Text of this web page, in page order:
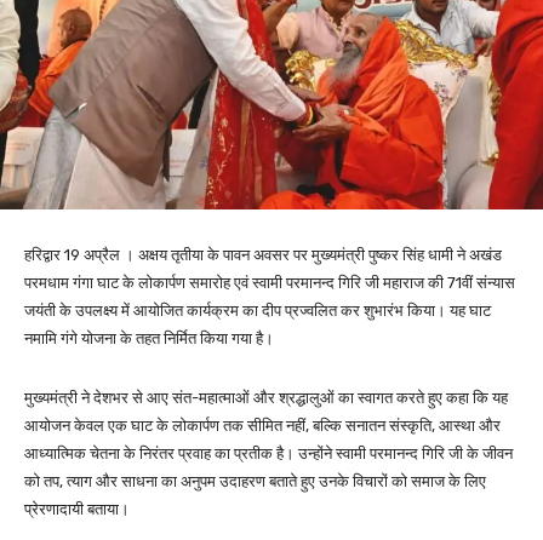
हरिद्वार 19 अप्रैल । अक्षय तृतीया के पावन अवसर पर मुख्यमंत्री पुष्कर सिंह धामी ने अखंड
परमधाम गंगा घाट के लोकार्पण समारोह एवं स्वामी परमानन्द गिरि जी महाराज की 71वीं संन्यास
जयंती के उपलक्ष्य में आयोजित कार्यक्रम का दीप प्रज्वलित कर शुभारंभ किया। यह घाट
नमामि गंगे योजना के तहत निर्मित किया गया है।
मुख्यमंत्री ने देशभर से आए संत-महात्माओं और श्रद्धालुओं का स्वागत करते हुए कहा कि यह
आयोजन केवल एक घाट के लोकार्पण तक सीमित नहीं, बल्कि सनातन संस्कृति, आस्था और
आध्यात्मिक चेतना के निरंतर प्रवाह का प्रतीक है। उन्होंने स्वामी परमानन्द गिरि जी के जीवन
को तप, त्याग और साधना का अनुपम उदाहरण बताते हुए उनके विचारों को समाज के लिए
प्रेरणादायी बताया।